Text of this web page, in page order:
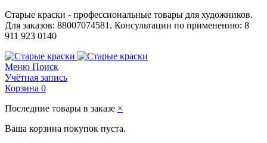
Старые краски - профессиональные товары для художников.
Для заказов: 88007074581. Консультации по применению: 8
911 923 0140
Меню Поиск
Учётная запись
Корзина 0
Последние товары в заказе ×
Ваша корзина покупок пуста.